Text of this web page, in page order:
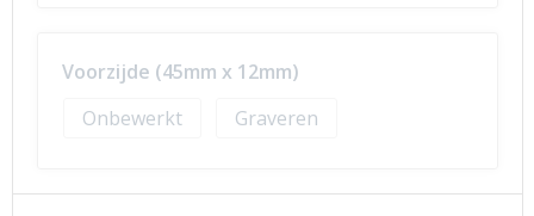
Voorzijde (45mm x 12mm)
Onbewerkt
Graveren